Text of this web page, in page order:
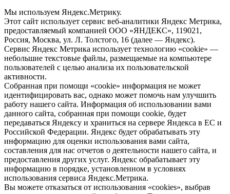
Мы используем Яндекс.Метрику.
Этот сайт использует сервис веб-аналитики Яндекс Метрика,
предоставляемый компанией ООО «ЯНДЕКС», 119021,
Россия, Москва, ул. Л. Толстого, 16 (далее — Яндекс).
Сервис Яндекс Метрика использует технологию «cookie» —
небольшие текстовые файлы, размещаемые на компьютере
пользователей с целью анализа их пользовательской
активности.
Собранная при помощи «cookie» информация не может
идентифицировать вас, однако может помочь нам улучшить
работу нашего сайта. Информация об использовании вами
данного сайта, собранная при помощи cookie, будет
передаваться Яндексу и храниться на сервере Яндекса в ЕС и
Российской Федерации. Яндекс будет обрабатывать эту
информацию для оценки использования вами сайта,
составления для нас отчетов о деятельности нашего сайта, и
предоставления других услуг. Яндекс обрабатывает эту
информацию в порядке, установленном в условиях
использования сервиса Яндекс.Метрика.
Вы можете отказаться от использования «cookies», выбрав